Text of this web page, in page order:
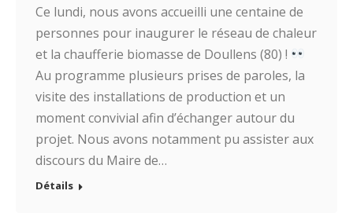
Ce lundi, nous avons accueilli une centaine de
personnes pour inaugurer le réseau de chaleur
et la chaufferie biomasse de Doullens (80) !
Au programme plusieurs prises de paroles, la
visite des installations de production et un
moment convivial afin d’échanger autour du
projet. Nous avons notamment pu assister aux
discours du Maire de…
Détails